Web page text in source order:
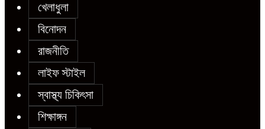
আশ্বাস প্রশাসকের
খেলাধুলা
বিনোদন
রাজনীতি
লাইফ স্টাইল
স্বাস্থ্য চিকিৎসা
শিক্ষাঙ্গন